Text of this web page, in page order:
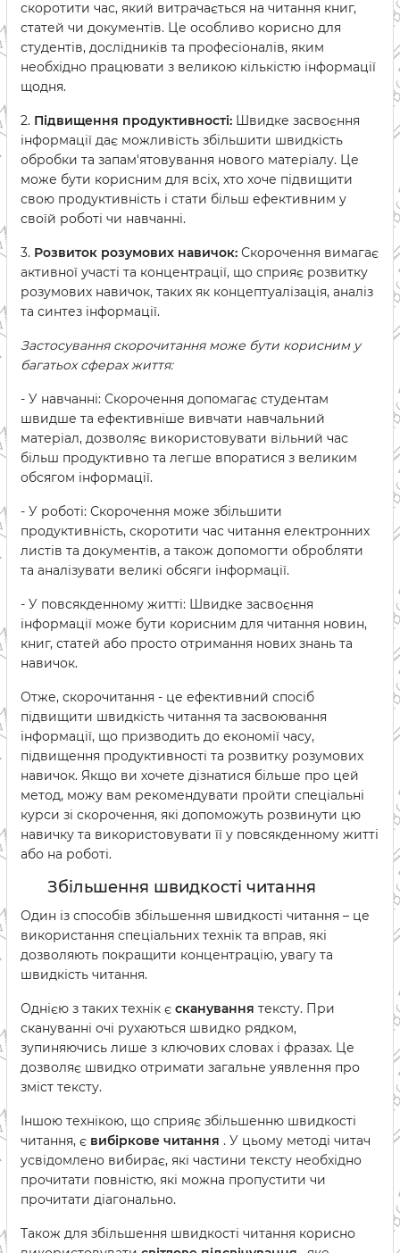
скоротити час, який витрачається на читання книг,
статей чи документів. Це особливо корисно для
студентів, дослідників та професіоналів, яким
необхідно працювати з великою кількістю інформації
щодня.
2. Підвищення продуктивності: Швидке засвоєння
інформації дає можливість збільшити швидкість
обробки та запам'ятовування нового матеріалу. Це
може бути корисним для всіх, хто хоче підвищити
свою продуктивність і стати більш ефективним у
своїй роботі чи навчанні.
3. Розвиток розумових навичок: Скорочення вимагає
активної участі та концентрації, що сприяє розвитку
розумових навичок, таких як концептуалізація, аналіз
та синтез інформації.
Застосування скорочитання може бути корисним у
багатьох сферах життя:
- У навчанні: Скорочення допомагає студентам
швидше та ефективніше вивчати навчальний
матеріал, дозволяє використовувати вільний час
більш продуктивно та легше впоратися з великим
обсягом інформації.
- У роботі: Скорочення може збільшити
продуктивність, скоротити час читання електронних
листів та документів, а також допомогти обробляти
та аналізувати великі обсяги інформації.
- У повсякденному житті: Швидке засвоєння
інформації може бути корисним для читання новин,
книг, статей або просто отримання нових знань та
навичок.
Отже, скорочитання - це ефективний спосіб
підвищити швидкість читання та засвоювання
інформації, що призводить до економії часу,
підвищення продуктивності та розвитку розумових
навичок. Якщо ви хочете дізнатися більше про цей
метод, можу вам рекомендувати пройти спеціальні
курси зі скорочення, які допоможуть розвинути цю
навичку та використовувати її у повсякденному житті
або на роботі.
Збільшення швидкості читання
Один із способів збільшення швидкості читання – це
використання спеціальних технік та вправ, які
дозволяють покращити концентрацію, увагу та
швидкість читання.
Однією з таких технік є сканування тексту. При
скануванні очі рухаються швидко рядком,
зупиняючись лише з ключових словах і фразах. Це
дозволяє швидко отримати загальне уявлення про
зміст тексту.
Іншою технікою, що сприяє збільшенню швидкості
читання, є вибіркове читання . У цьому методі читач
усвідомлено вибирає, які частини тексту необхідно
прочитати повністю, які можна пропустити чи
прочитати діагонально.
Також для збільшення швидкості читання корисно